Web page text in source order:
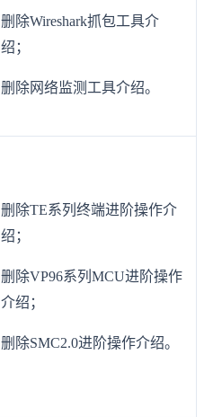
删除Wireshark抓包工具介
绍；
删除网络监测工具介绍。
删除TE系列终端进阶操作介
绍；
删除VP96系列MCU进阶操作
介绍；
删除SMC2.0进阶操作介绍。